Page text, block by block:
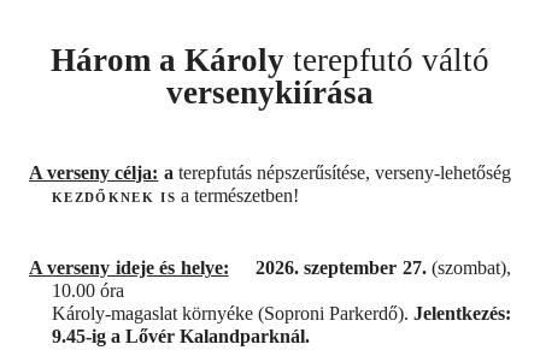
Három a Károly terepfutó váltó
versenykiírása
A verseny célja: a terepfutás népszerűsítése, verseny-lehetőség
kezdőknek is a természetben!
A verseny ideje és helye: 2026. szeptember 27.(szombat),
10.00 óra
Károly-magaslat környéke (Soproni Parkerdő).Jelentkezés:
9.45-ig a Lővér Kalandparknál.